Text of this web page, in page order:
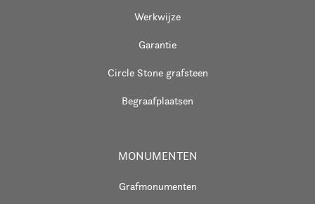
Werkwijze
Garantie
Circle Stone grafsteen
Begraafplaatsen
MONUMENTEN
Grafmonumenten